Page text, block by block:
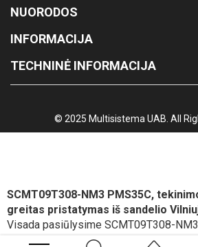
NUORODOS
INFORMACIJA
TECHNINĖ INFORMACIJA
© 2025 Multisistema UAB. All
SCMT09T308-NM3 PMS35C,
greitas pristatymas iš sandelio
Visada pasiūlysime SCMT09T308-
plokštelė Plienui geriausią kainą,